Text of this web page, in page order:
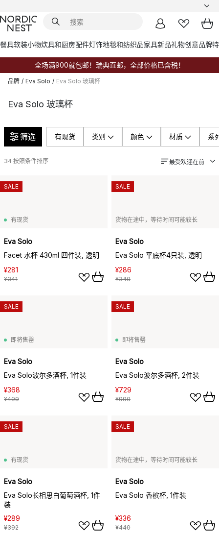
餐具软装小物炊具和厨房配件灯饰地毯和纺织品家具新品礼物创意品牌
全场满900就包邮！瑞典直邮，全部价格已含税！
品牌 / Eva Solo / Eva Solo 玻璃杯
Eva Solo 玻璃杯
筛选 有现货 类别 颜色 材质 系
34 按照条件排序 最受欢迎在前
有现货
Eva Solo
Facet 水杯 430ml 四件装, 透明
¥281
¥341
SALE
货物在途中，等待时间可能较长
Eva Solo
Eva Solo 平底杯4只装, 透明
¥286
¥340
SALE
即将售罄
Eva Solo
Eva Solo波尔多酒杯, 1件装
¥368
¥499
SALE
即将售罄
Eva Solo
Eva Solo波尔多酒杯, 2件装
¥729
¥990
SALE
有现货
Eva Solo
Eva Solo长相思白葡萄酒杯, 1件
装
¥289
¥392
SALE
货物在途中，等待时间可能较长
Eva Solo
Eva Solo 香槟杯, 1件装
¥336
¥440
SALE